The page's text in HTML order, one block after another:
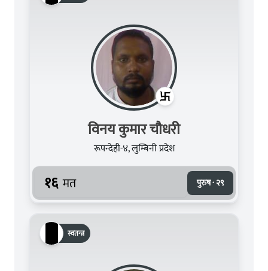
विनय कुमार चौधरी
रूपन्देही-४, लुम्बिनी प्रदेश
१६ मत पुरुष · २९
स्वतन्त्र